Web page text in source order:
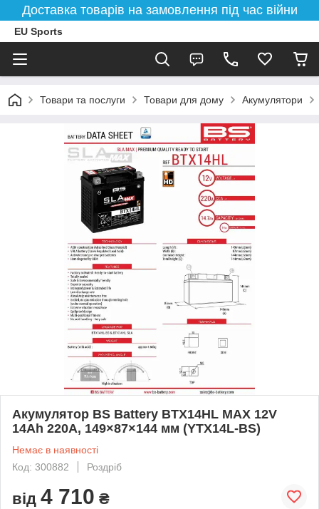
Доставка товарів на замовлення під час війни
EU Sports
Товари та послуги Товари для дому Акумулятори
Акумулятор BS Battery BTX14HL MAX 12V
14Ah 220A, 149×87×144 мм (YTX14L-BS)
Немає в наявності
Код: 300882
Роздріб
від 4 710 ₴